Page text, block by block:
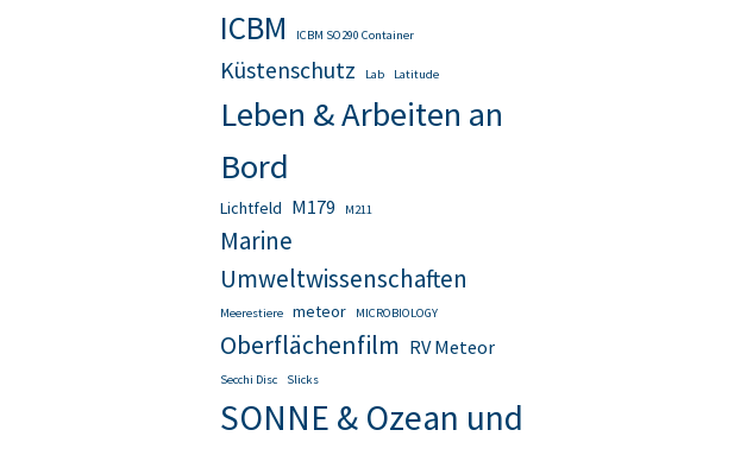
ICBM ICBM SO290 Container
Küstenschutz Lab Latitude
Leben & Arbeiten an
Bord
Lichtfeld M179 M211
Marine
Umweltwissenschaften
Meerestiere meteor MICROBIOLOGY
Oberflächenfilm RV Meteor
Secchi Disc Slicks
SONNE & Ozean und